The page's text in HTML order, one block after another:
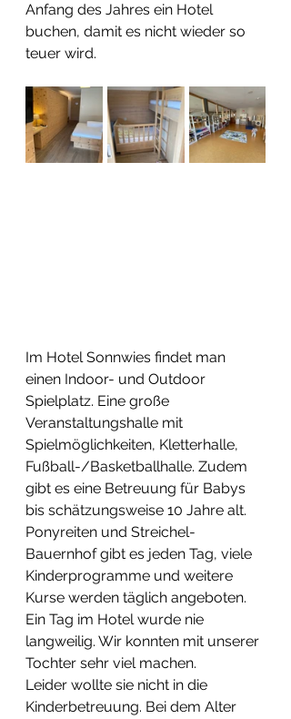
Anfang des Jahres ein Hotel
buchen, damit es nicht wieder so
teuer wird.
Im Hotel Sonnwies findet man
einen Indoor- und Outdoor
Spielplatz. Eine große
Veranstaltungshalle mit
Spielmöglichkeiten, Kletterhalle,
Fußball-/Basketballhalle. Zudem
gibt es eine Betreuung für Babys
bis schätzungsweise 10 Jahre alt.
Ponyreiten und Streichel-
Bauernhof gibt es jeden Tag, viele
Kinderprogramme und weitere
Kurse werden täglich angeboten.
Ein Tag im Hotel wurde nie
langweilig. Wir konnten mit unserer
Tochter sehr viel machen.
Leider wollte sie nicht in die
Kinderbetreuung. Bei dem Alter